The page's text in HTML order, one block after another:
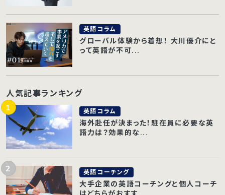
英語コラム
グローバル体験から着想！ 大川優介にと
って英語が不可...
人気記事ランキング
英語コラム
海外赴任が決まった！駐在員に必要な英
語力は？効果的な...
英語コーチング
大手企業の英語コーチングと個人コーチ